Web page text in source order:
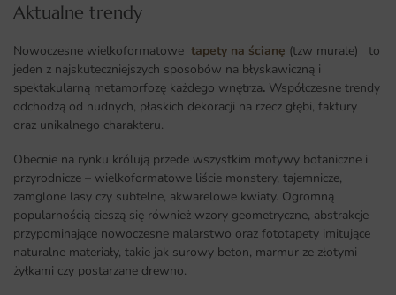
Aktualne trendy​
Nowoczesne wielkoformatowe tapety na ścianę (tzw murale) to
jeden z najskuteczniejszych sposobów na błyskawiczną i
spektakularną metamorfozę każdego wnętrza. Współczesne trendy
odchodzą od nudnych, płaskich dekoracji na rzecz głębi, faktury
oraz unikalnego charakteru.
Obecnie na rynku królują przede wszystkim motywy botaniczne i
przyrodnicze – wielkoformatowe liście monstery, tajemnicze,
zamglone lasy czy subtelne, akwarelowe kwiaty. Ogromną
popularnością cieszą się również wzory geometryczne, abstrakcje
przypominające nowoczesne malarstwo oraz fototapety imitujące
naturalne materiały, takie jak surowy beton, marmur ze złotymi
żyłkami czy postarzane drewno.